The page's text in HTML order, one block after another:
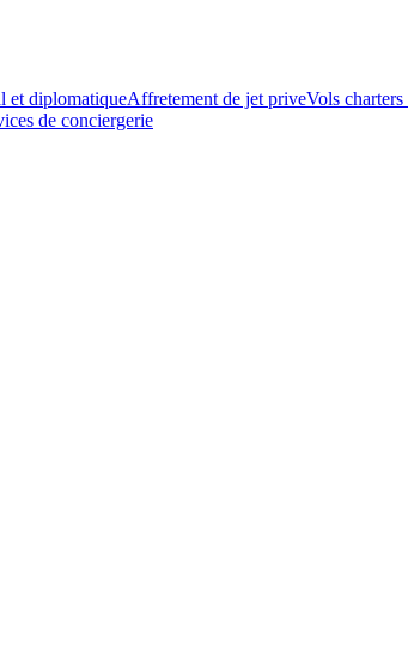
et diplomatiqueAffretement de jet priveVols
de conciergerie